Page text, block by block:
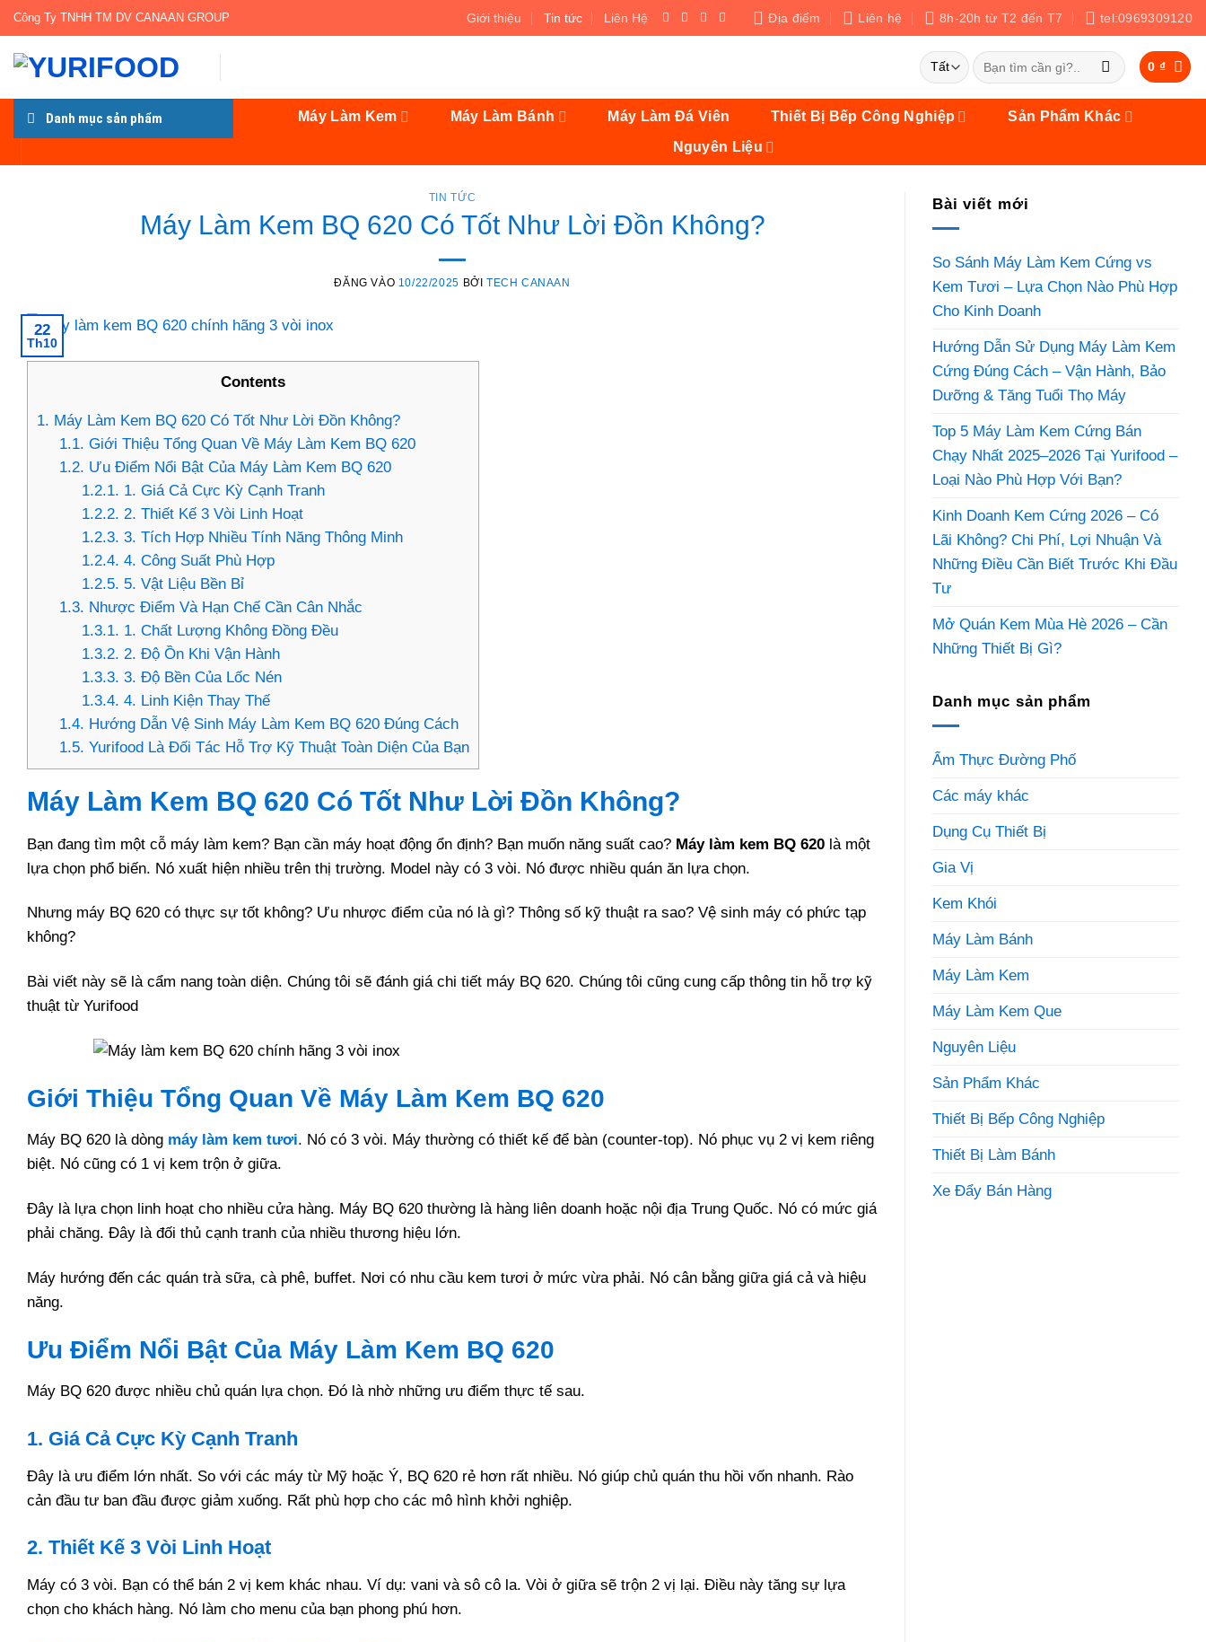
Bỏ
qua
nội
Công Ty TNHH TM DV CANAAN GROUP Giới thiệu Tin tức Liên Hệ Địa điểm Liên hệ 8h-20h từ T2 đến T7 tel:0969309120
Tìm
kiếm:
0₫
Danh mục sản phẩm Máy Làm Kem Máy Làm Bánh Máy Làm Đá Viên Thiết Bị Bếp Công Nghiệp
Sản Phẩm Khác
Nguyên Liệu
TIN TỨC
Máy Làm Kem BQ 620 Có Tốt Như Lời Đồn Không?
ĐĂNG VÀO 10/22/2025 BỞI TECH CANAAN
22
Th10
Contents
1. Máy Làm Kem BQ 620 Có Tốt Như Lời Đồn Không?
1.1. Giới Thiệu Tổng Quan Về Máy Làm Kem BQ 620
1.2. Ưu Điểm Nổi Bật Của Máy Làm Kem BQ 620
1.2.1. 1. Giá Cả Cực Kỳ Cạnh Tranh
1.2.2. 2. Thiết Kế 3 Vòi Linh Hoạt
1.2.3. 3. Tích Hợp Nhiều Tính Năng Thông Minh
1.2.4. 4. Công Suất Phù Hợp
1.2.5. 5. Vật Liệu Bền Bỉ
1.3. Nhược Điểm Và Hạn Chế Cần Cân Nhắc
1.3.1. 1. Chất Lượng Không Đồng Đều
1.3.2. 2. Độ Ồn Khi Vận Hành
1.3.3. 3. Độ Bền Của Lốc Nén
1.3.4. 4. Linh Kiện Thay Thế
1.4. Hướng Dẫn Vệ Sinh Máy Làm Kem BQ 620 Đúng Cách
1.5. Yurifood Là Đối Tác Hỗ Trợ Kỹ Thuật Toàn Diện Của Bạn
Máy Làm Kem BQ 620 Có Tốt Như Lời Đồn Không?
Bạn đang tìm một cỗ máy làm kem? Bạn cần máy hoạt động ổn định? Bạn muốn năng suất cao? Máy làm kem BQ 620 là một
lựa chọn phổ biến. Nó xuất hiện nhiều trên thị trường. Model này có 3 vòi. Nó được nhiều quán ăn lựa chọn.
Nhưng máy BQ 620 có thực sự tốt không? Ưu nhược điểm của nó là gì? Thông số kỹ thuật ra sao? Vệ sinh máy có phức tạp
không?
Bài viết này sẽ là cẩm nang toàn diện. Chúng tôi sẽ đánh giá chi tiết máy BQ 620. Chúng tôi cũng cung cấp thông tin hỗ trợ kỹ
thuật từ Yurifood
Giới Thiệu Tổng Quan Về Máy Làm Kem BQ 620
Máy BQ 620 là dòng máy làm kem tươi. Nó có 3 vòi. Máy thường có thiết kế để bàn (counter-top). Nó phục vụ 2 vị kem riêng
biệt. Nó cũng có 1 vị kem trộn ở giữa.
Đây là lựa chọn linh hoạt cho nhiều cửa hàng. Máy BQ 620 thường là hàng liên doanh hoặc nội địa Trung Quốc. Nó có mức giá
phải chăng. Đây là đối thủ cạnh tranh của nhiều thương hiệu lớn.
Máy hướng đến các quán trà sữa, cà phê, buffet. Nơi có nhu cầu kem tươi ở mức vừa phải. Nó cân bằng giữa giá cả và hiệu
năng.
Ưu Điểm Nổi Bật Của Máy Làm Kem BQ 620
Máy BQ 620 được nhiều chủ quán lựa chọn. Đó là nhờ những ưu điểm thực tế sau.
1. Giá Cả Cực Kỳ Cạnh Tranh
Đây là ưu điểm lớn nhất. So với các máy từ Mỹ hoặc Ý, BQ 620 rẻ hơn rất nhiều. Nó giúp chủ quán thu hồi vốn nhanh. Rào
cản đầu tư ban đầu được giảm xuống. Rất phù hợp cho các mô hình khởi nghiệp.
2. Thiết Kế 3 Vòi Linh Hoạt
Máy có 3 vòi. Bạn có thể bán 2 vị kem khác nhau. Ví dụ: vani và sô cô la. Vòi ở giữa sẽ trộn 2 vị lại. Điều này tăng sự lựa
chọn cho khách hàng. Nó làm cho menu của bạn phong phú hơn.
Bài viết mới
So Sánh Máy Làm Kem Cứng vs
Kem Tươi – Lựa Chọn Nào Phù Hợp
Cho Kinh Doanh
Hướng Dẫn Sử Dụng Máy Làm Kem
Cứng Đúng Cách – Vận Hành, Bảo
Dưỡng & Tăng Tuổi Thọ Máy
Top 5 Máy Làm Kem Cứng Bán
Chạy Nhất 2025–2026 Tại Yurifood –
Loại Nào Phù Hợp Với Bạn?
Kinh Doanh Kem Cứng 2026 – Có
Lãi Không? Chi Phí, Lợi Nhuận Và
Những Điều Cần Biết Trước Khi Đầu
Tư
Mở Quán Kem Mùa Hè 2026 – Cần
Những Thiết Bị Gì?
Danh mục sản phẩm
Ẩm Thực Đường Phố
Các máy khác
Dụng Cụ Thiết Bị
Gia Vị
Kem Khói
Máy Làm Bánh
Máy Làm Kem
Máy Làm Kem Que
Nguyên Liệu
Sản Phẩm Khác
Thiết Bị Bếp Công Nghiệp
Thiết Bị Làm Bánh
Xe Đẩy Bán Hàng